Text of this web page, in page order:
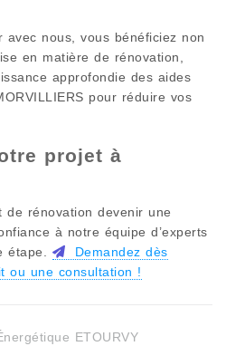
avec nous, vous bénéficiez non
en matière de rénovation,
approfondie des aides
pour réduire vos
projet à
de rénovation devenir une
à notre équipe d’experts
étape.
Demandez dès
ou une consultation !
ETOURVY